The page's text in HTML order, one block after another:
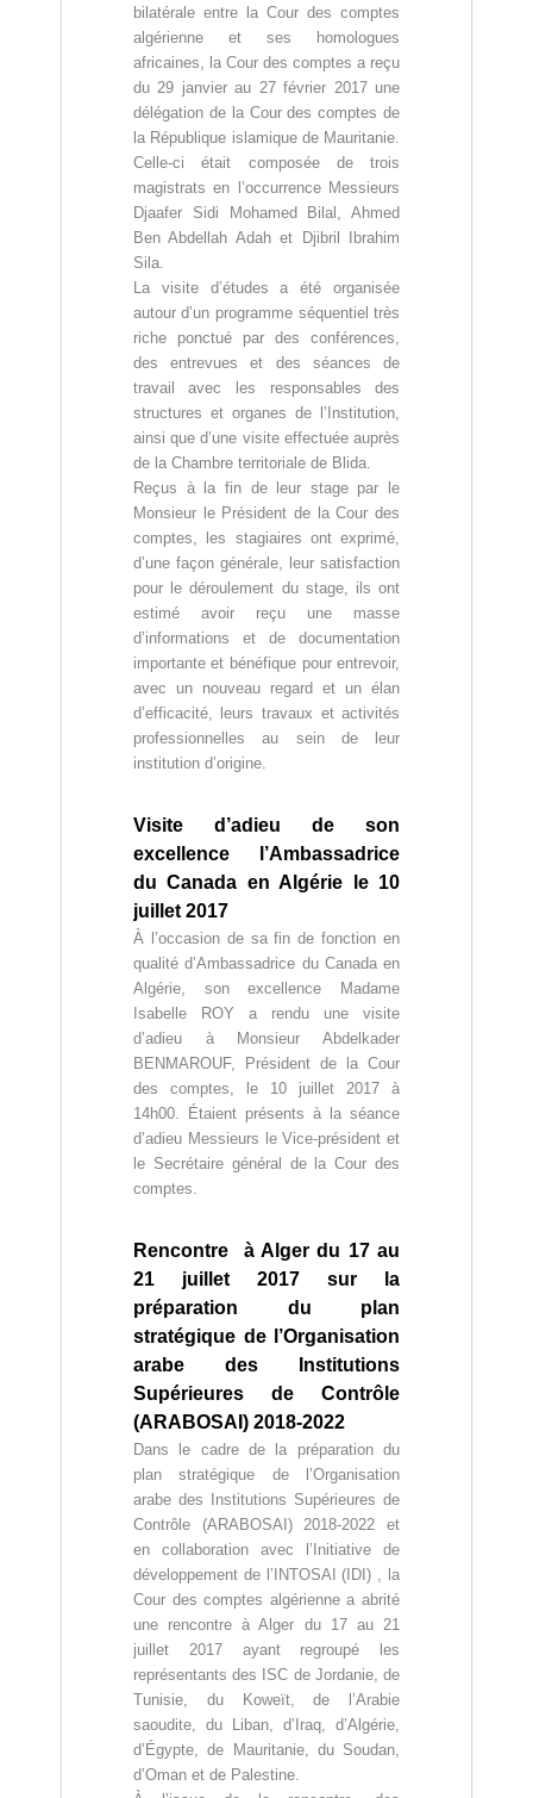
bilatérale entre la Cour des comptes
algérienne et ses homologues
africaines, la Cour des comptes a reçu
du 29 janvier au 27 février 2017 une
délégation de la Cour des comptes de
la République islamique de Mauritanie.
Celle-ci était composée de trois
magistrats en l’occurrence Messieurs
Djaafer Sidi Mohamed Bilal, Ahmed
Ben Abdellah Adah et Djibril Ibrahim
Sila.
La visite d’études a été organisée
autour d’un programme séquentiel très
riche ponctué par des conférences,
des entrevues et des séances de
travail avec les responsables des
structures et organes de l’Institution,
ainsi que d’une visite effectuée auprès
de la Chambre territoriale de Blida.
Reçus à la fin de leur stage par le
Monsieur le Président de la Cour des
comptes, les stagiaires ont exprimé,
d’une façon générale, leur satisfaction
pour le déroulement du stage, ils ont
estimé avoir reçu une masse
d’informations et de documentation
importante et bénéfique pour entrevoir,
avec un nouveau regard et un élan
d’efficacité, leurs travaux et activités
professionnelles au sein de leur
institution d’origine.
Visite d’adieu de son
excellence l’Ambassadrice
du Canada en Algérie le 10
juillet 2017
À l’occasion de sa fin de fonction en
qualité d’Ambassadrice du Canada en
Algérie, son excellence Madame
Isabelle ROY a rendu une visite
d’adieu à Monsieur Abdelkader
BENMAROUF, Président de la Cour
des comptes, le 10 juillet 2017 à
14h00. Étaient présents à la séance
d’adieu Messieurs le Vice-président et
le Secrétaire général de la Cour des
comptes.
Rencontre à Alger du 17 au
21 juillet 2017 sur la
préparation du plan
stratégique de l’Organisation
arabe des Institutions
Supérieures de Contrôle
(ARABOSAI) 2018-2022
Dans le cadre de la préparation du
plan stratégique de l’Organisation
arabe des Institutions Supérieures de
Contrôle (ARABOSAI) 2018-2022 et
en collaboration avec l’Initiative de
développement de l’INTOSAI (IDI) , la
Cour des comptes algérienne a abrité
une rencontre à Alger du 17 au 21
juillet 2017 ayant regroupé les
représentants des ISC de Jordanie, de
Tunisie, du Koweït, de l’Arabie
saoudite, du Liban, d’Iraq, d’Algérie,
d’Égypte, de Mauritanie, du Soudan,
d’Oman et de Palestine.